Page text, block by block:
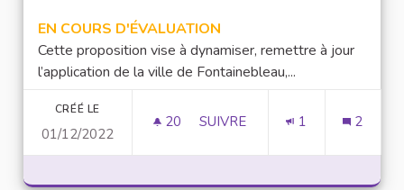
EN COURS D'ÉVALUATION
Cette proposition vise à dynamiser, remettre à jour
l’application de la ville de Fontainebleau,...
CRÉÉ LE
01/12/2022
20 20 ABONNÉS
SUIVRE 1 2